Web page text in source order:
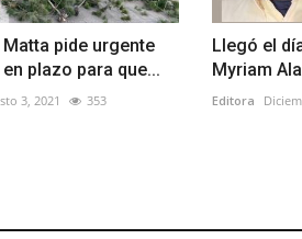
Matta pide urgente
plazo para que...
3, 2021 353
Llegó el
Myriam
Editora